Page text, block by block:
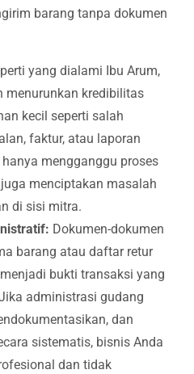
barang tanpa dokumen
yang dialami Ibu Arum,
menurunkan kredibilitas
kecil seperti salah
faktur, atau laporan
mengganggu proses
menciptakan masalah
di sisi mitra.
Dokumen-dokumen
barang atau daftar retur
bukti transaksi yang
administrasi gudang
dan
sistematis, bisnis Anda
dan tidak